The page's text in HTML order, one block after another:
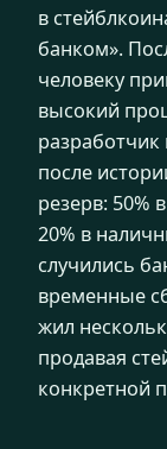
в
банком».
человеку
высокий
после
резерв: 50%
20% в
случились
временные
жил
продавая
конкретной